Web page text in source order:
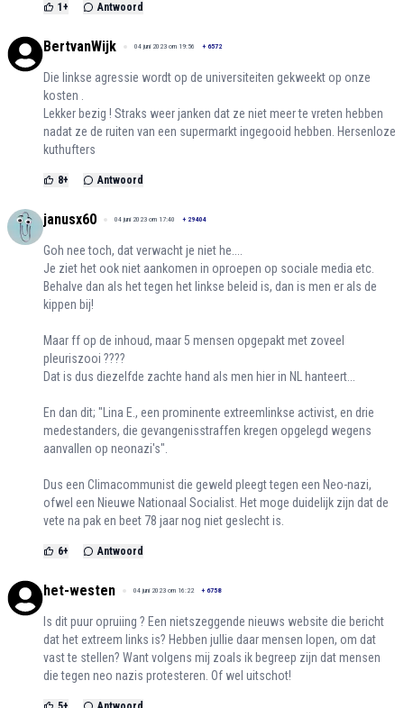
1 + Antwoord
BertvanWijk 04 juni 2023 om 19:56 + 6572
Die linkse agressie wordt op de universiteiten gekweekt op onze
kosten .
Lekker bezig ! Straks weer janken dat ze niet meer te vreten hebben
nadat ze de ruiten van een supermarkt ingegooid hebben. Hersenloze
kuthufters
8+ Antwoord
janusx60 04 juni 2023 om 17:40 + 29404
Goh nee toch, dat verwacht je niet he....
Je ziet het ook niet aankomen in oproepen op sociale media etc.
Behalve dan als het tegen het linkse beleid is, dan is men er als de
kippen bij!
Maar ff op de inhoud, maar 5 mensen opgepakt met zoveel
pleuriszooi ????
Dat is dus diezelfde zachte hand als men hier in NL hanteert...
En dan dit; "Lina E., een prominente extreemlinkse activist, en drie
medestanders, die gevangenisstraffen kregen opgelegd wegens
aanvallen op neonazi's".
Dus een Climacommunist die geweld pleegt tegen een Neo-nazi,
ofwel een Nieuwe Nationaal Socialist. Het moge duidelijk zijn dat de
vete na pak en beet 78 jaar nog niet geslecht is.
6+ Antwoord
het-westen 04 juni 2023 om 16:22 + 6758
Is dit puur opruiing ? Een nietszeggende nieuws website die bericht
dat het extreem links is? Hebben jullie daar mensen lopen, om dat
vast te stellen? Want volgens mij zoals ik begreep zijn dat mensen
die tegen neo nazis protesteren. Of wel uitschot!